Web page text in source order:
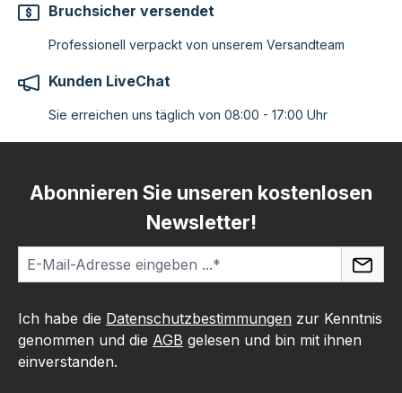
Bruchsicher versendet
Professionell verpackt von unserem Versandteam
Kunden LiveChat
Sie erreichen uns täglich von 08:00 - 17:00 Uhr
Abonnieren Sie unseren kostenlosen
Newsletter!
Ich habe die Datenschutzbestimmungen zur Kenntnis
genommen und die AGB gelesen und bin mit ihnen
einverstanden.